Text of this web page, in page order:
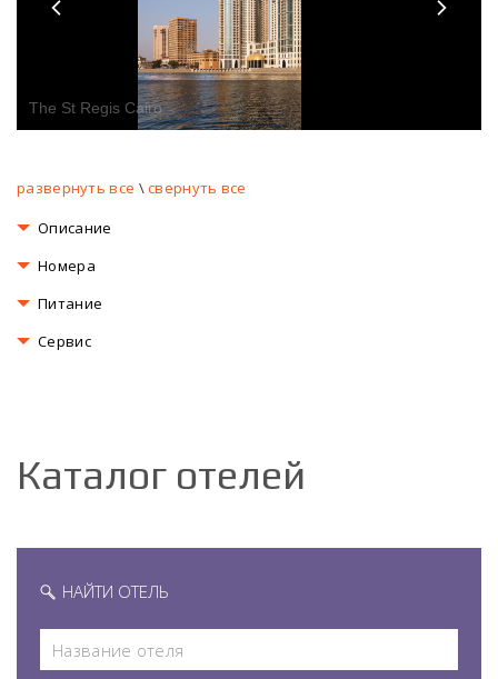
развернуть все \свернуть все
Описание
Номера
Питание
Сервис
Каталог отелей
НАЙТИ ОТЕЛЬ